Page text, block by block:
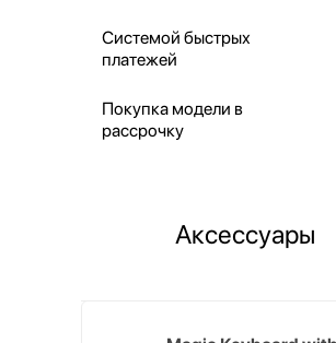
Системой быстрых
платежей
Покупка модели в
рассрочку
Аксессуары